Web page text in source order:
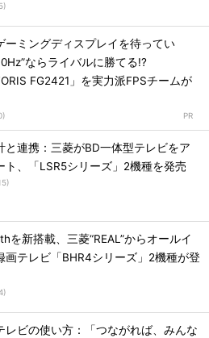
)
ーミングディスプレイを待ってい
ならライバルに勝てる!?
FG2421」を実力派FPSチームが
)
と連携：三菱がBD一体型テレビをア
ト、「LSR5シリーズ」2機種を発売
)
を新搭載、三菱“REAL”からオールイ
画テレビ「BHR4シリーズ」2機種が登
)
レビの使い方：「つながれば、みんな